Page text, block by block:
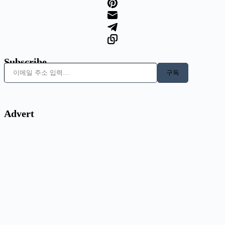
Subscribe
이메일 주소 입력…
구독
Advert